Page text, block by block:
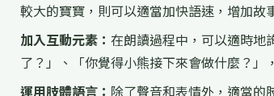
較大的寶寶，則可以適當加快語速，增加故
加入互動元素： 在朗讀過程中，可以適時地
了？」、「你覺得小熊接下來會做什麼？」
運用肢體語言： 除了聲音和表情外，適當的